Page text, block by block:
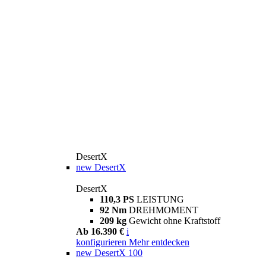
DesertX
new DesertX
DesertX
110,3 PS LEISTUNG
92 Nm DREHMOMENT
209 kg Gewicht ohne Kraftstoff
Ab 16.390 € i
konfigurieren Mehr entdecken
new DesertX 100